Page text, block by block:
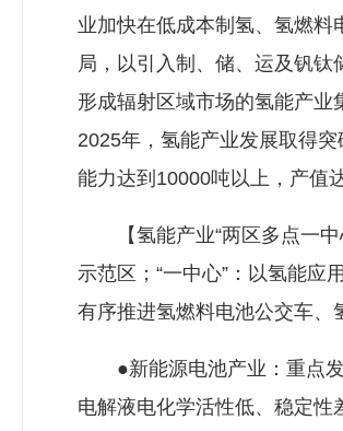
业加快在低成本制氢、氢燃
局，以引入制、储、运及钒
形成辐射区域市场的氢能产
2025年，氢能产业发展取得
能力达到10000吨以上，产值
【氢能产业“两区多点一中
示范区；“一中心”：以氢能应
有序推进氢燃料电池公交车、
●新能源电池产业：重点发
电解液电化学活性低、稳定